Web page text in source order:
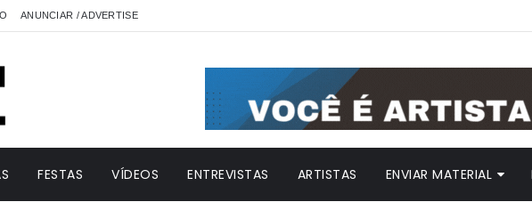
ANUNCIAR / ADVERTISE
FESTAS VÍDEOS ENTREVISTAS ARTISTAS ENVIAR MATERIAL